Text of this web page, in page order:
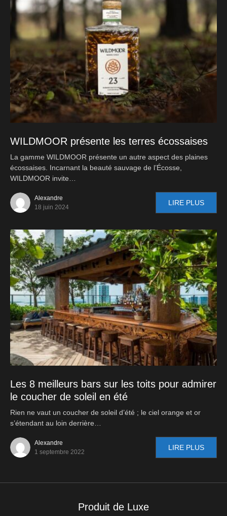
WILDMOOR présente les terres écossaises
La gamme WILDMOOR présente un autre aspect des plaines
écossaises. Incarnant la beauté sauvage de l’Écosse,
WILDMOOR invite…
Alexandre
18 juin 2024
LIRE PLUS
Les 8 meilleurs bars sur les toits pour admirer
le coucher de soleil en été
Rien ne vaut un coucher de soleil d’été ; le ciel orange et or
s’étendant au loin derrière…
Alexandre
1 septembre 2022
LIRE PLUS
Produit de Luxe